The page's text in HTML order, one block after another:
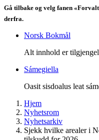
Gå tilbake og velg fanen
derfra.
Norsk Bokmål
Alt innhold er
Sámegiella
Oasit sisdoalus leat
Hjem
Nyhetsrom
Nyhetsarkiv
Sjekk hvilke arealer i